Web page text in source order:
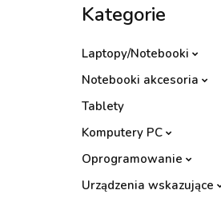
Kategorie
Laptopy/Notebooki
Notebooki akcesoria
Tablety
Komputery PC
Oprogramowanie
Urządzenia wskazujące